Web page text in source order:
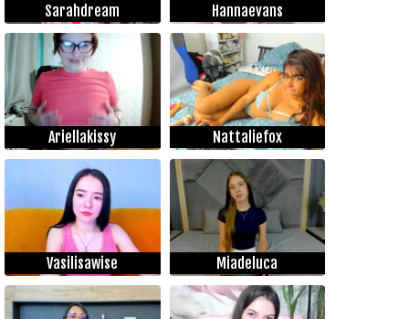
Sarahdream Hannaevans
Ariellakissy Nattaliefox
Vasilisawise Miadeluca